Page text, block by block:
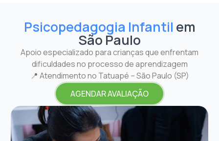
Psicopedagogia Infantil em
São Paulo
Apoio especializado para crianças que enfrentam
dificuldades no processo de aprendizagem
📍 Atendimento no Tatuapé – São Paulo (SP)
AGENDAR AVALIAÇÃO